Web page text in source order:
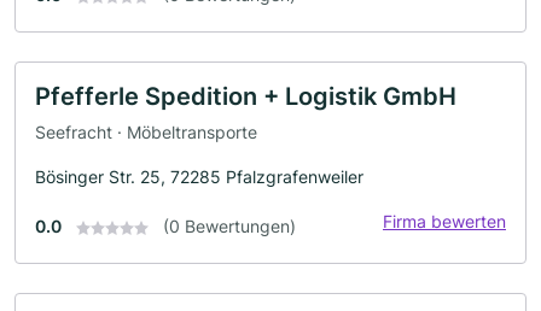
Pfefferle Spedition + Logistik GmbH
Seefracht · Möbeltransporte
Bösinger Str. 25, 72285 Pfalzgrafenweiler
0.0 (0 Bewertungen) Firma bewerten